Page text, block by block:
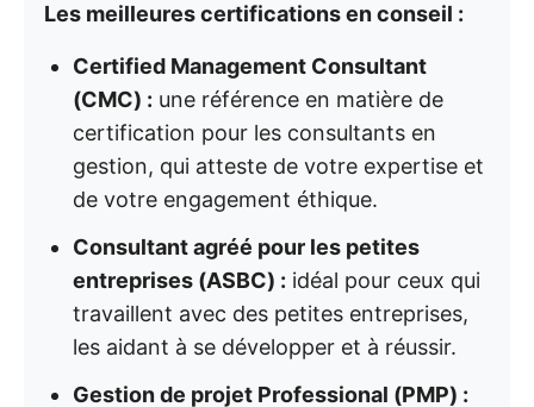
Les meilleures certifications en conseil :
Certified Management Consultant
(CMC) : une référence en matière de
certification pour les consultants en
gestion, qui atteste de votre expertise et
de votre engagement éthique.
Consultant agréé pour les petites
entreprises (ASBC) : idéal pour ceux qui
travaillent avec des petites entreprises,
les aidant à se développer et à réussir.
Gestion de projet Professional (PMP) :